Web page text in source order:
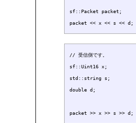
sf::Packet packet;
// 受信側です。
sf::Uint16 x;
std::string s;
double d;